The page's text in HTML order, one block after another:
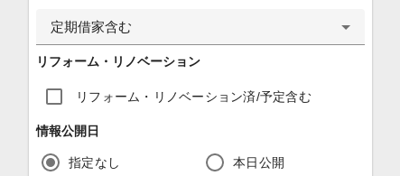
定期借家含む
リフォーム・リノベーション
リフォーム・リノベーション済/予定含む
情報公開日
指定なし 本日公開